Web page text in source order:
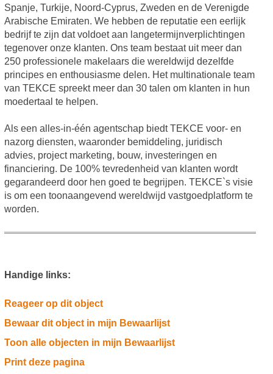
Spanje, Turkije, Noord-Cyprus, Zweden en de Verenigde
Arabische Emiraten. We hebben de reputatie een eerlijk
bedrijf te zijn dat voldoet aan langetermijnverplichtingen
tegenover onze klanten. Ons team bestaat uit meer dan
250 professionele makelaars die wereldwijd dezelfde
principes en enthousiasme delen. Het multinationale team
van TEKCE spreekt meer dan 30 talen om klanten in hun
moedertaal te helpen.
Als een alles-in-één agentschap biedt TEKCE voor- en
nazorg diensten, waaronder bemiddeling, juridisch
advies, project marketing, bouw, investeringen en
financiering. De 100% tevredenheid van klanten wordt
gegarandeerd door hen goed te begrijpen. TEKCE`s visie
is om een toonaangevend wereldwijd vastgoedplatform te
worden.
Handige links:
Reageer op dit object
Bewaar dit object in mijn Bewaarlijst
Toon alle objecten in mijn Bewaarlijst
Print deze pagina